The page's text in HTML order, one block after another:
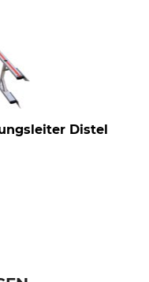
Distel